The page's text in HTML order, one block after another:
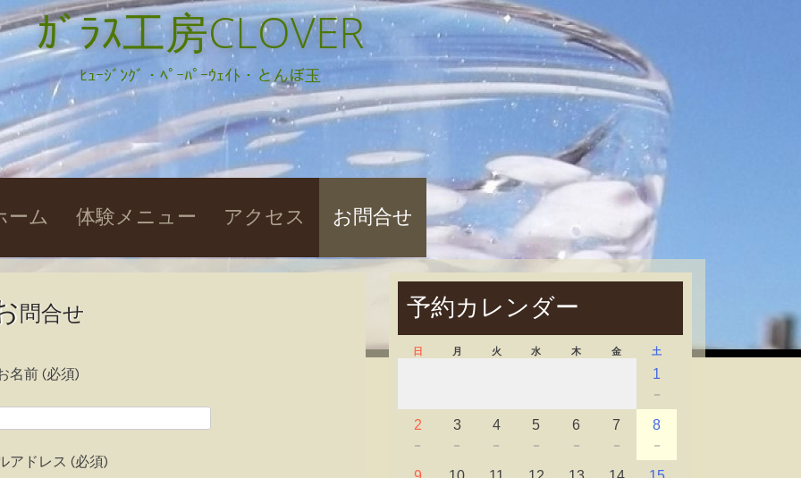
ｶﾞﾗｽ工房CLOVER
ﾋｭｰｼﾞﾝｸﾞ・ﾍﾟｰﾊﾟｰｳｪｲﾄ・とんぼ玉
ーム 体験メニュー アクセス お問合せ
問合せ
名前 (必須)
アドレス (必須)
予約カレンダー
日 月 火 水 木 金 土
1
－
2
－
3
－
4
－
5
－
6
－
7
－
8
－